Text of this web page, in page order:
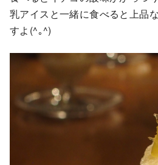
乳アイスと一緒に食べると上品
すよ(^｡^)